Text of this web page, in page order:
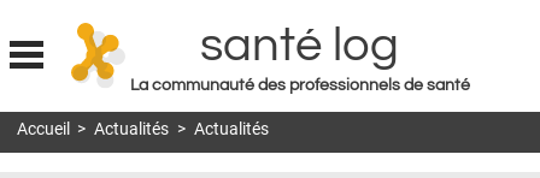
Jump to navigation
santé log
La communauté des professionnels de santé
MON COMPTE
Accueil > Actualités > Actualités